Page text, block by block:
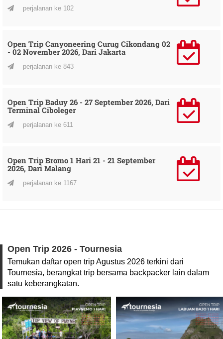
perjalanan ke 102
Open Trip Canyoneering Curug Cikondang 02
- 02 November 2026, Dari Jakarta
perjalanan ke 843
Open Trip Baduy 26 - 27 September 2026, Dari
Terminal Ciboleger
perjalanan ke 611
Open Trip Bromo 1 Hari 21 - 21 September
2026, Dari Malang
perjalanan ke 1167
Open Trip 2026 - Tournesia
Temukan daftar open trip Agustus 2026 terkini dari
Tournesia, berangkat trip bersama backpacker lain dalam
satu keberangkatan.